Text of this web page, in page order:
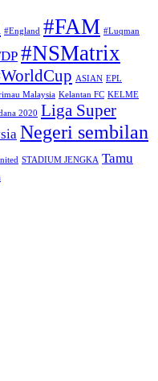
#England #FAM #Luqman
#NSMatrix
ASIAN EPL
Malaysia Kelantan FC KELME
2020 Liga Super
Negeri sembilan
STADIUM JENGKA Tamu